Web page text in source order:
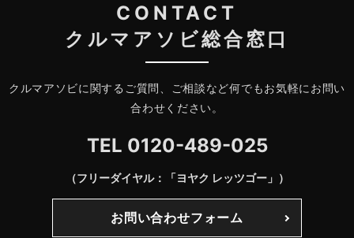
CONTACT
クルマアソビ総合窓口
クルマアソビに関するご質問、ご相談など何でもお気軽にお問い
合わせください。
TEL 0120-489-025
（フリーダイヤル：「ヨヤク レッツゴー」）
お問い合わせフォーム